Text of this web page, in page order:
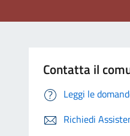
Contatta il
Leggi le
Richiedi